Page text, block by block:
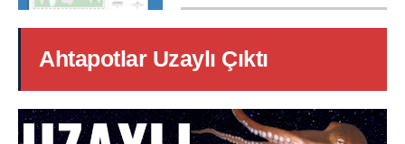
Ahtapotlar Uzaylı Çıktı